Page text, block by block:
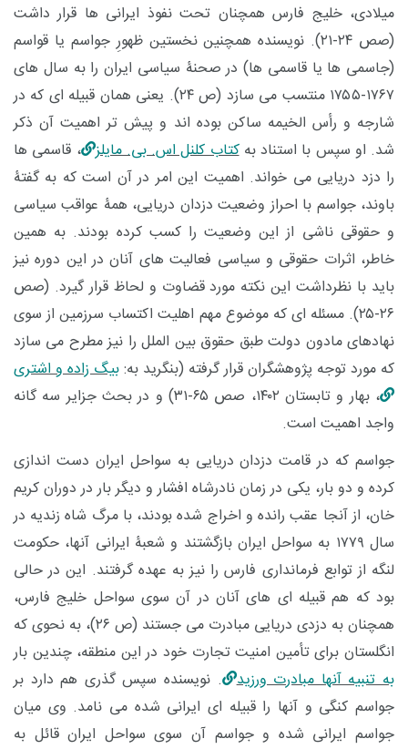
میلادی، خلیج فارس همچنان تحت نفوذ ایرانی ها قرار داشت
(صص ۲۴-۲۱). نویسنده همچنین نخستین ظهورِ جواسم یا قواسم
(جاسمی ها یا قاسمی ها) در صحنۀ سیاسی ایران را به سال های
۱۷۶۷-۱۷۵۵ منتسب می سازد (ص ۲۴). یعنی همان قبیله ای که در
شارجه و رأس الخیمه ساکن بوده اند و پیش تر اهمیت آن ذکر
شد. او سپس با استناد بهکتاب کلنل اس. بی. مایلز ، قاسمی ها
را دزد دریایی می خواند. اهمیت این امر در آن است که به گفتۀ
باوند، جواسم با احراز وضعیت دزدان دریایی، همۀ عواقب سیاسی
و حقوقی ناشی از این وضعیت را کسب کرده بودند. به همین
خاطر، اثرات حقوقی و سیاسی فعالیت های آنان در این دوره نیز
باید با نظرداشت این نکته مورد قضاوت و لحاظ قرار گیرد. (صص
۲۶-۲۵). مسئله ای که موضوع مهم
اهلیت اکتساب سرزمین از سوی
نهادهای مادون دولت طبق حقوق بین الملل را نیز مطرح می سازد
که مورد توجه پژوهشگران قرار گرفته (بنگرید به:بیگ زاده و اشتری
، بهار و تابستان ۱۴۰۲، صص ۶۵-۳۱) و در بحث جزایر سه گانه
واجد اهمیت است.
جواسم که در قامت دزدان دریایی به سواحل ایران دست اندازی
کرده و دو بار، یکی در زمان نادرشاه افشار و دیگر بار در دوران کریم
خان، از آنجا عقب رانده و اخراج شده بودند، با مرگ شاه زندیه در
سال ۱۷۷۹ به سواحل ایران بازگشتند و شعبۀ ایرانی آنها، حکومت
لنگه از توابع فرمانداری فارس را نیز به عهده گرفتند. این در حالی
بود که هم قبیله ای های آنان در آن سوی سواحل خلیج فارس،
همچنان به دزدی دریایی مبادرت می جستند (ص ۲۶)، به نحوی که
انگلستان برای تأمین امنیت تجارت خود در این منطقه، چندین بار
به تنبیه آنها مبادرت ورزید
. نویسنده سپس گذری هم دارد بر
جواسم کنگی و آنها را قبیله ای ایرانی شده می نامد. وی میان
جواسم ایرانی شده و جواسم آن سوی سواحل ایران قائل به